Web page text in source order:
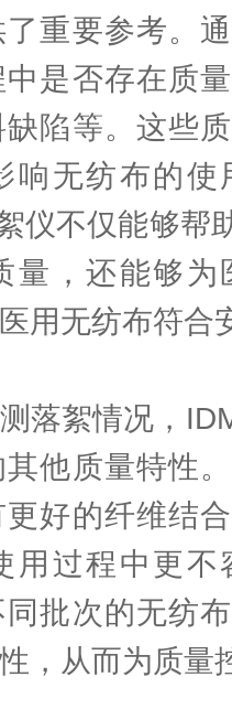
重要参考。
是否存在质
陷等。这些
响无纺布的使
仪不仅能够帮
量，还能够为
用无纺布符合
絮情况，
他质量特性
好的纤维结
用过程中更不
批次的无纺
，从而为质量